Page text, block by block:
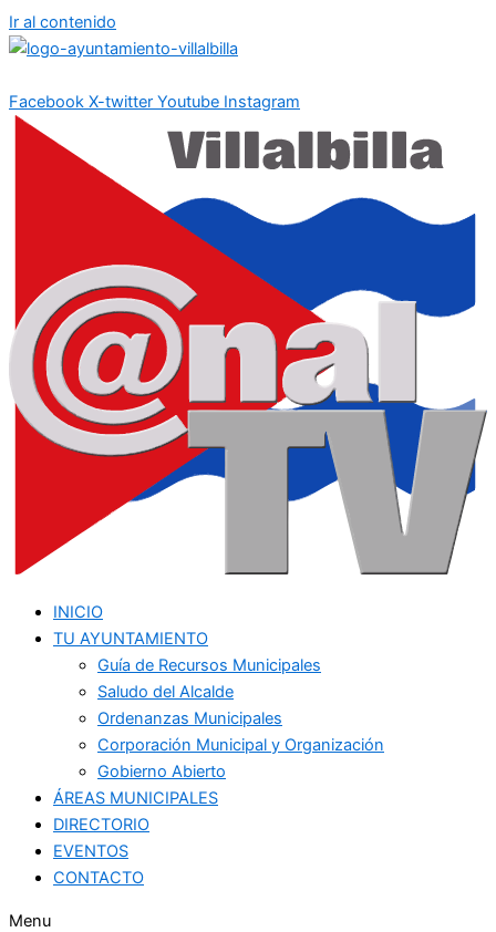
Ir al contenido
Facebook X-twitter Youtube Instagram
INICIO
TU AYUNTAMIENTO
Guía de Recursos Municipales
Saludo del Alcalde
Ordenanzas Municipales
Corporación Municipal y Organización
Gobierno Abierto
ÁREAS MUNICIPALES
DIRECTORIO
EVENTOS
CONTACTO
Menu